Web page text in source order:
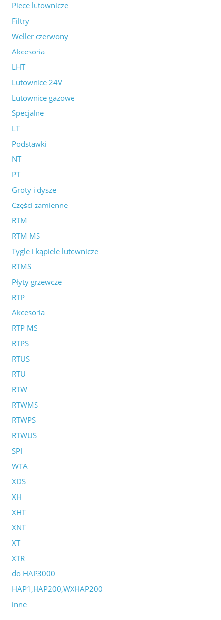
Piece lutownicze
Filtry
Weller czerwony
Akcesoria
LHT
Lutownice 24V
Lutownice gazowe
Specjalne
LT
Podstawki
NT
PT
Groty i dysze
Części zamienne
RTM
RTM MS
Tygle i kąpiele lutownicze
RTMS
Płyty grzewcze
RTP
Akcesoria
RTP MS
RTPS
RTUS
RTU
RTW
RTWMS
RTWPS
RTWUS
SPI
WTA
XDS
XH
XHT
XNT
XT
XTR
do HAP3000
HAP1,HAP200,WXHAP200
inne